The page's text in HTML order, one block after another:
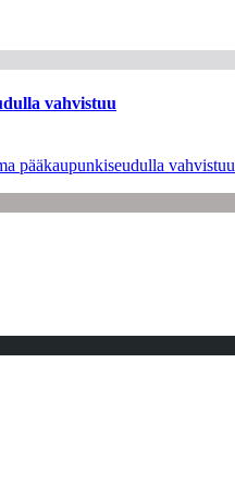
vahvistuu
pääkaupunkiseudulla vahvistuu